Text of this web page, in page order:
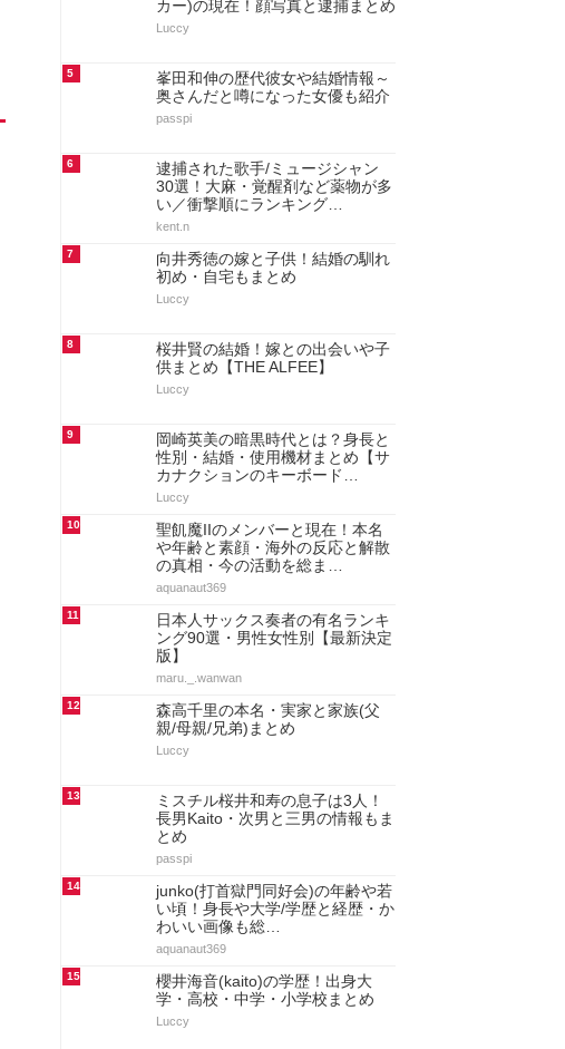
カー)の現在！顔写真と逮捕まとめ
Luccy
5
峯田和伸の歴代彼女や結婚情報～
奥さんだと噂になった女優も紹介
passpi
6
逮捕された歌手/ミュージシャン
30選！大麻・覚醒剤など薬物が多
い／衝撃順にランキング…
kent.n
7
向井秀徳の嫁と子供！結婚の馴れ
初め・自宅もまとめ
Luccy
8
桜井賢の結婚！嫁との出会いや子
供まとめ【THE ALFEE】
Luccy
9
岡崎英美の暗黒時代とは？身長と
性別・結婚・使用機材まとめ【サ
カナクションのキーボード…
Luccy
10
聖飢魔IIのメンバーと現在！本名
や年齢と素顔・海外の反応と解散
の真相・今の活動を総ま…
aquanaut369
11
日本人サックス奏者の有名ランキ
ング90選・男性女性別【最新決定
版】
maru._.wanwan
12
森高千里の本名・実家と家族(父
親/母親/兄弟)まとめ
Luccy
13
ミスチル桜井和寿の息子は3人！
長男Kaito・次男と三男の情報もま
とめ
passpi
14
junko(打首獄門同好会)の年齢や若
い頃！身長や大学/学歴と経歴・か
わいい画像も総…
aquanaut369
15
櫻井海音(kaito)の学歴！出身大
学・高校・中学・小学校まとめ
Luccy